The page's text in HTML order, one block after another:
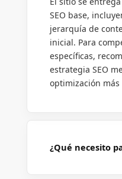
SEO base,
jerarquía de
inicial. Para
específicas,
estrategia SEO
optimización más
¿Qué necesito